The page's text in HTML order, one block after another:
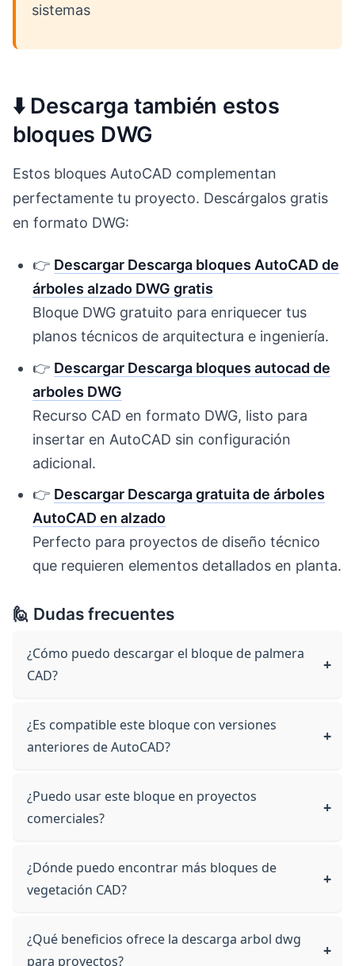
sistemas
⬇️ Descarga también estos
bloques DWG
Estos bloques AutoCAD complementan
perfectamente tu proyecto. Descárgalos gratis
en formato DWG:
👉 Descargar Descarga bloques AutoCAD de
árboles alzado DWG gratis
Bloque DWG gratuito para enriquecer tus
planos técnicos de arquitectura e ingeniería.
👉 Descargar Descarga bloques autocad de
arboles DWG
Recurso CAD en formato DWG, listo para
insertar en AutoCAD sin configuración
adicional.
👉 Descargar Descarga gratuita de árboles
AutoCAD en alzado
Perfecto para proyectos de diseño técnico
que requieren elementos detallados en planta.
🙋 Dudas frecuentes
¿Cómo puedo descargar el bloque de palmera
CAD?
¿Es compatible este bloque con versiones
anteriores de AutoCAD?
¿Puedo usar este bloque en proyectos
comerciales?
¿Dónde puedo encontrar más bloques de
vegetación CAD?
¿Qué beneficios ofrece la descarga arbol dwg
para proyectos?